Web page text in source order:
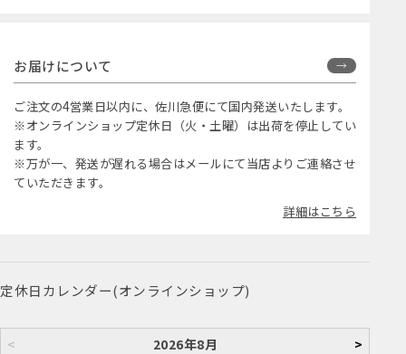
お届けについて
ご注文の4営業日以内に、佐川急便にて国内発送いたします。
※オンラインショップ定休日（火・土曜）は出荷を停止してい
ます。
※万が一、発送が遅れる場合はメールにて当店よりご連絡させ
ていただきます。
詳細はこちら
定休日カレンダー(オンラインショップ)
< 2026年8月 >